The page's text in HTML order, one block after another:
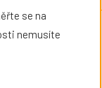
se na
nemusíte